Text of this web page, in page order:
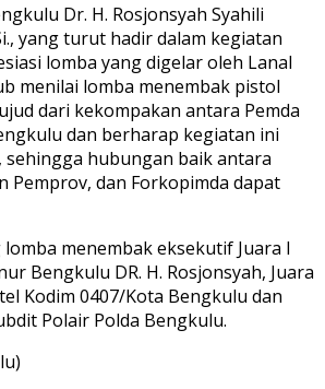
Dr. H. Rosjonsyah Syahili
yang turut hadir dalam kegiatan
lomba yang digelar oleh Lanal
menilai lomba menembak pistol
dari kekompakan antara Pemda
dan berharap kegiatan ini
hubungan baik antara
Pemprov, dan Forkopimda dapat
menembak eksekutif Juara I
Bengkulu DR. H. Rosjonsyah, Juara
Kodim 0407/Kota Bengkulu dan
Polair Polda Bengkulu.